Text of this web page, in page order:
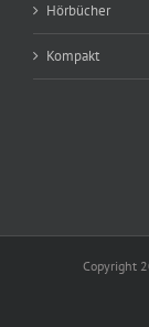
Hörbücher
Kompakt
Copyright